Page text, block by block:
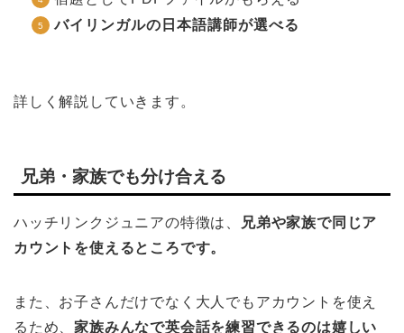
バイリンガルの日本語講師が選べる
詳しく解説していきます。
兄弟・家族でも分け合える
ハッチリンクジュニアの特徴は、
兄弟や家族で同じア
カウントを使えるところです。
また、お子さんだけでなく大人でもアカウントを使え
るため、家族みんなで英会話を練習できるのは嬉しい